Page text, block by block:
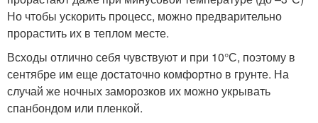
Но чтобы ускорить процесс, можно предварительно
прорастить их в теплом месте.
Всходы отлично себя чувствуют и при 10°С, поэтому в
сентябре им еще достаточно комфортно в грунте. На
случай же ночных заморозков их можно укрывать
спанбондом или пленкой.